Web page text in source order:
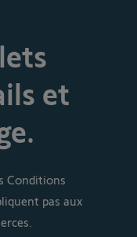
et
Conditions
pas aux